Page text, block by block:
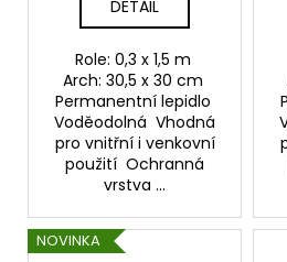
DETAIL
Role: 0,3 x 1,5 m
Arch: 30,5 x 30 cm
Permanentní lepidlo
Voděodolná Vhodná
pro vnitřní i venkovní
použití Ochranná
vrstva ...
NOVINKA